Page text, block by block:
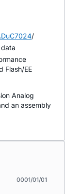
/
Flash/EE
Analog
an assembly
0001/01/01